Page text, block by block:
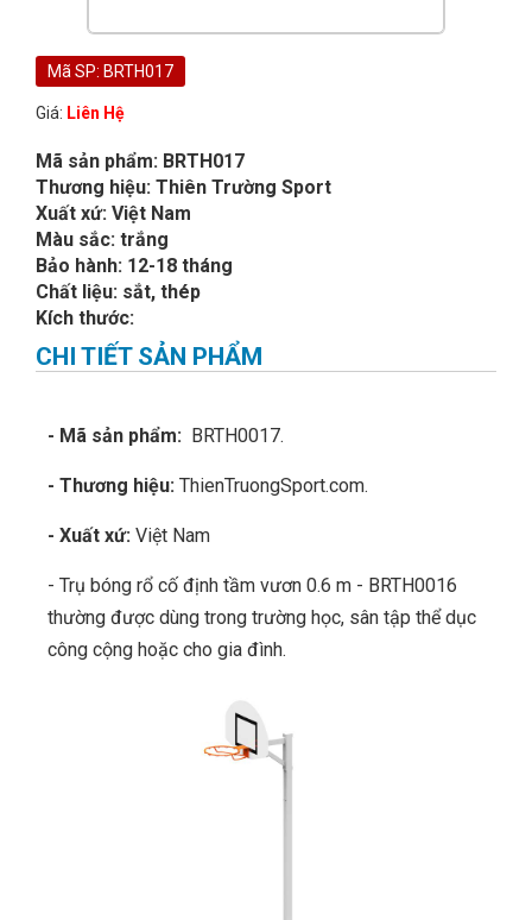
Mã SP: BRTH017
Giá: Liên Hệ
Mã sản phẩm: BRTH017
Thương hiệu: Thiên Trường Sport
Xuất xứ: Việt Nam
Màu sắc: trắng
Bảo hành: 12-18 tháng
Chất liệu: sắt, thép
Kích thước:
CHI TIẾT SẢN PHẨM
- Mã sản phẩm: BRTH0017.
- Thương hiệu: ThienTruongSport.com.
- Xuất xứ: Việt Nam
- Trụ bóng rổ cố định tầm vươn 0.6 m - BRTH0016
thường được dùng trong trường học, sân tập thể dục
công cộng hoặc cho gia đình.